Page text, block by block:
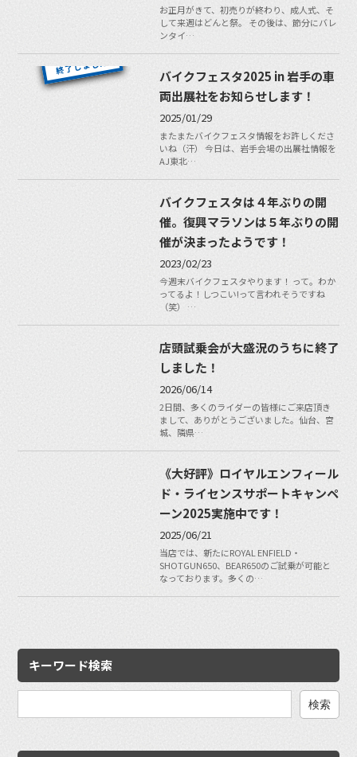
お正月がきて、初売りが終わり、成人式、そ
して来週はどんと祭。 その後は、節分にバレ
ンタイ…
バイクフェスタ2025 in 岩手の車
両出展社をお知らせします！
2025/01/29
またまたバイクフェスタ情報をお許しくださ
いね（汗） 今日は、岩手会場の出展社情報を
AJ東北…
バイクフェスタは４年ぶりの開
催。復興マラソンは５年ぶりの開
催が決まったようです！
2023/02/23
今週末バイクフェスタやります！ って。わか
ってるよ！しつこい!って言われそうですね
（笑） …
店頭試乗会が大盛況のうちに終了
しました！
2026/06/14
2日間、多くのライダーの皆様にご来店頂き
まして、ありがとうございました。仙台、宮
城、隣県…
《大好評》ロイヤルエンフィール
ド・ライセンスサポートキャンペ
ーン2025実施中です！
2025/06/21
当店では、新たにROYAL ENFIELD・
SHOTGUN650、BEAR650のご試乗が可能と
なっております。多くの…
キーワード検索